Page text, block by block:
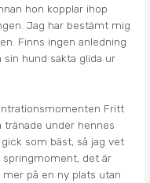
hon kopplar ihop
Jag har bestämt mig
Finns ingen anledning
hund sakta glida ur
Fritt
tränade under hennes
som bäst, så jag vet
springmoment, det är
mer på en ny plats utan